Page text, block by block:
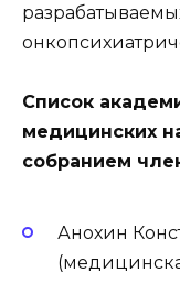
Список
медицинских
собранием
Анохин